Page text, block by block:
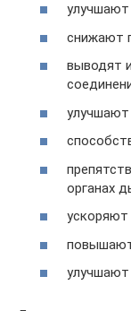
улучшают
снижают
выводят
улучшают
органах
ускоряют